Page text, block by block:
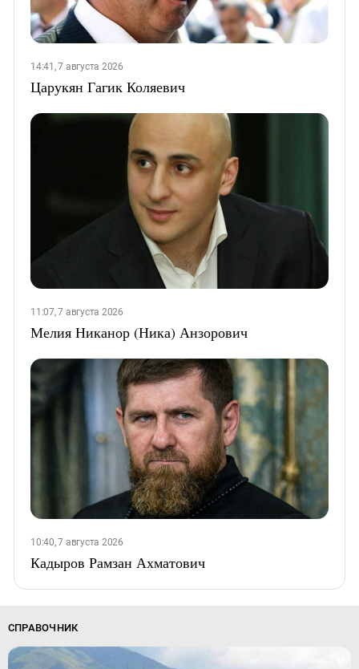
14:41, 7 августа 2026
Царукян Гагик Коляевич
11:07, 7 августа 2026
Мелия Никанор (Ника) Анзорович
10:40, 7 августа 2026
Кадыров Рамзан Ахматович
СПРАВОЧНИК